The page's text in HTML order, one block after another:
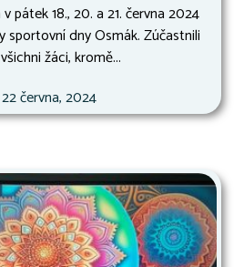
pátek 18., 20. a 21. června 2024
sportovní dny Osmák. Zúčastnili
žáci, kromě...
22 června, 2024